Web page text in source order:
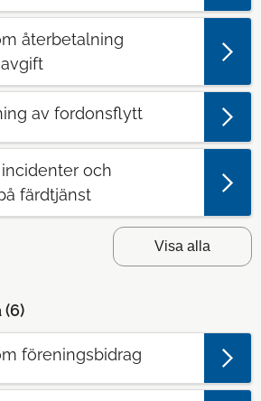
återbetalning
av fordonsflytt
och
färdtjänst
Visa alla
(6)
föreningsbidrag